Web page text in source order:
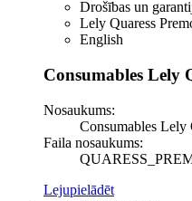
Drošības un
Lely Quaress
English
Consumables Lely
Nosaukums:
Consumables Lely
Faila nosaukums:
Lejupielādēt